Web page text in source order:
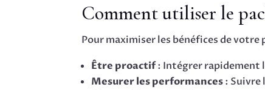
Comment utiliser le
Pour maximiser les bénéfices de
Être proactif: Intégrer rapidement
Mesurer les performances: Suivre